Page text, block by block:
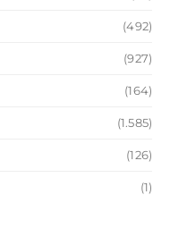
(492)
(927)
(164)
(1.585)
(126)
(1)